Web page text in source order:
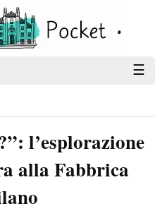
☰
l’esplorazione
alla Fabbrica